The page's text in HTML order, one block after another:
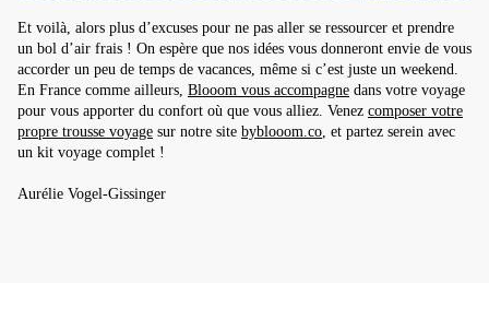
Et voilà, alors plus d’excuses pour ne pas aller se ressourcer et prendre
un bol d’air frais ! On espère que nos idées vous donneront envie de vous
accorder un peu de temps de vacances, même si c’est juste un weekend.
En France comme ailleurs, Blooom vous accompagne dans votre voyage
pour vous apporter du confort où que vous alliez. Venez composer votre
propre trousse voyage sur notre site byblooom.co, et partez serein avec
un kit voyage complet !
Aurélie Vogel-Gissinger